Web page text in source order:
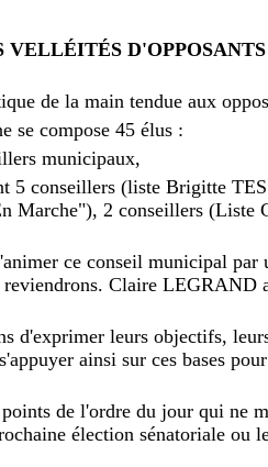
de la main tendue aux
se compose 45 élus :
municipaux,
5 conseillers (liste Brigitte
Marche"), 2 conseillers (Liste
ce conseil municipal par
Claire LEGRAND
d'exprimer leurs objectifs,
ainsi sur ces bases
de l'ordre du jour qui ne
élection sénatoriale ou